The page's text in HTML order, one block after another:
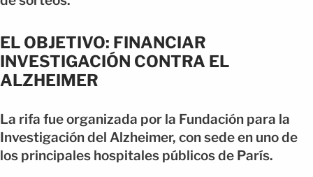
EL OBJETIVO: FINANCIAR
INVESTIGACIÓN CONTRA EL
ALZHEIMER
La rifa fue organizada por la Fundación para la
Investigación del Alzheimer, con sede en uno de
los principales hospitales públicos de París.